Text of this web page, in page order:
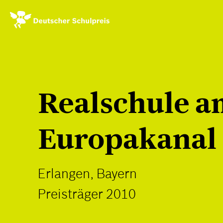
zum
Inhalt
Realschule
Europakanal
Erlangen, Bayern
Preisträger 2010